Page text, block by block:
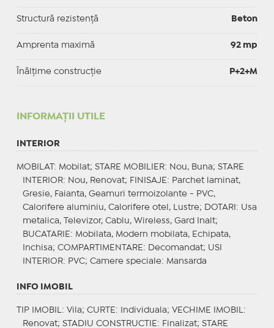
Structură rezistență Beton
Amprenta maximă 92 mp
Înălțime construcție P+2+M
INFORMAŢII UTILE
INTERIOR
MOBILAT : Mobilat; STARE MOBILIER: Nou, Buna; STARE
INTERIOR: Nou, Renovat; FINISAJE : Parchet laminat,
Gresie, Faianta, Geamuri termoizolante - PVC,
Calorifere aluminiu, Calorifere otel, Lustre;
DOTARI : Usa
metalica, Televizor, Cablu, Wireless, Gard Inalt;
BUCATARIE : Mobilata, Modern mobilata, Echipata,
Inchisa; COMPARTIMENTARE : Decomandat; USI
INTERIOR: PVC; Camere speciale: Mansarda
INFO IMOBIL
TIP IMOBIL : Vila; CURTE : Individuala; VECHIME IMOBIL :
Renovat; STADIU CONSTRUCTIE : Finalizat; STARE